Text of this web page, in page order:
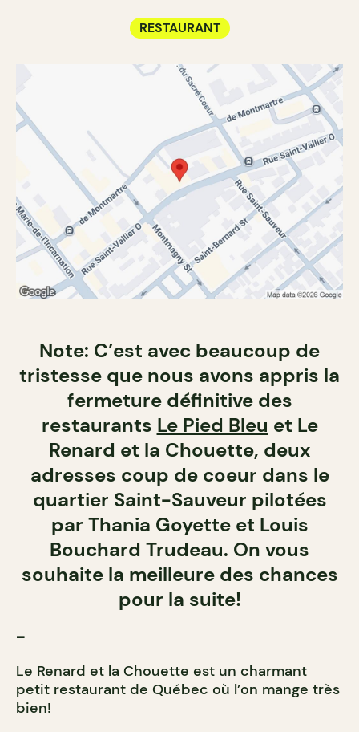
RESTAURANT
Note: C’est avec beaucoup de
tristesse que nous avons appris la
fermeture définitive des
restaurants Le Pied Bleu et Le
Renard et la Chouette, deux
adresses coup de coeur dans le
quartier Saint-Sauveur pilotées
par Thania Goyette et Louis
Bouchard Trudeau. On vous
souhaite la meilleure des chances
pour la suite!
–
Le Renard et la Chouette est un charmant
petit restaurant de Québec où l’on mange très
bien!